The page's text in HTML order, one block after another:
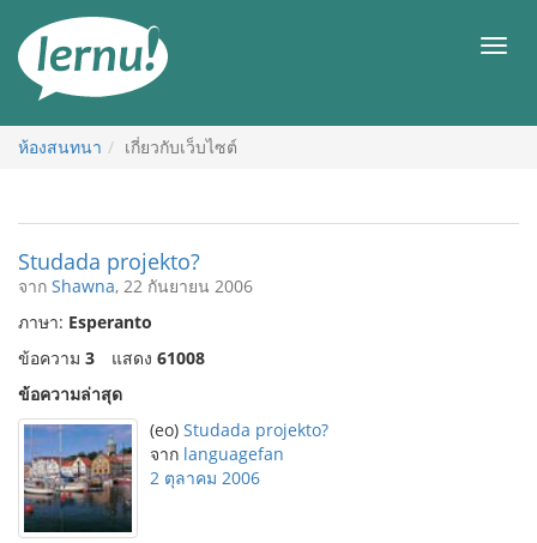
สารบัญ
เมนู
ห้องสนทนา เกี่ยวกับเว็บไซต์
Studada projekto?
จาก Shawna, 22 กันยายน 2006
ภาษา: Esperanto
ข้อความ 3 แสดง 61008
ข้อความล่าสุด
(eo) Studada projekto?
จาก languagefan
2 ตุลาคม 2006